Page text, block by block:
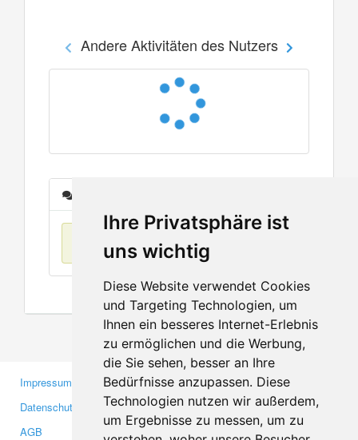
Ihre Privatsphäre ist
uns wichtig
Diese Website verwendet Cookies
und Targeting Technologien, um
Ihnen ein besseres Internet-Erlebnis
zu ermöglichen und die Werbung,
die Sie sehen, besser an Ihre
Bedürfnisse anzupassen. Diese
Technologien nutzen wir außerdem,
um Ergebnisse zu messen, um zu
Andere Aktivitäten des Nutzers
Keine Einträge
Impressum
Datenschutzerklärung
AGB
Gewerbetreibende
Investoren